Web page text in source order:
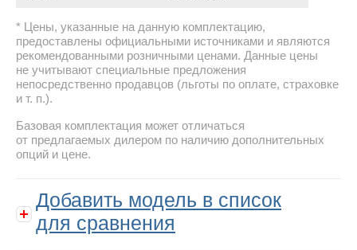
Цены, указанные на данную комплектацию,
предоставлены официальными источниками и являются
рекомендованными розничными ценами. Данные цены
не учитывают специальные предложения
непосредственно продавцов (льготы по оплате, страховке
и т. п.).
Базовая комплектация может отличаться
от предлагаемых дилером по наличию дополнительных
опций и цене.
Добавить модель в список
для сравнения